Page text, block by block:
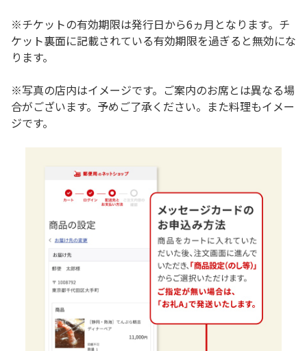
※チケットの有効期限は発行日から6ヵ月となります。チ
ケット裏面に記載されている有効期限を過ぎると無効にな
ります。
※写真の店内はイメージです。ご案内のお席とは異なる場
合がございます。予めご了承ください。また料理もイメー
ジです。